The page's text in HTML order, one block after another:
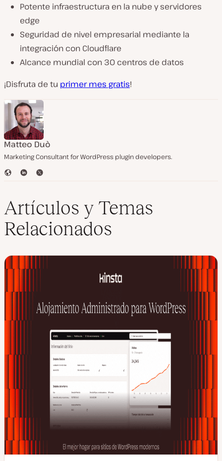
Potente infraestructura en la nube y servidores
edge
Seguridad de nivel empresarial mediante la
integración con Cloudflare
Alcance mundial con 30 centros de datos
¡Disfruta de tu primer mes gratis!
Matteo Duò
Marketing Consultant for WordPress plugin developers.
S
o
w
e
b
L
e
I
n
T
t
r
Artículos y Temas
Relacionados